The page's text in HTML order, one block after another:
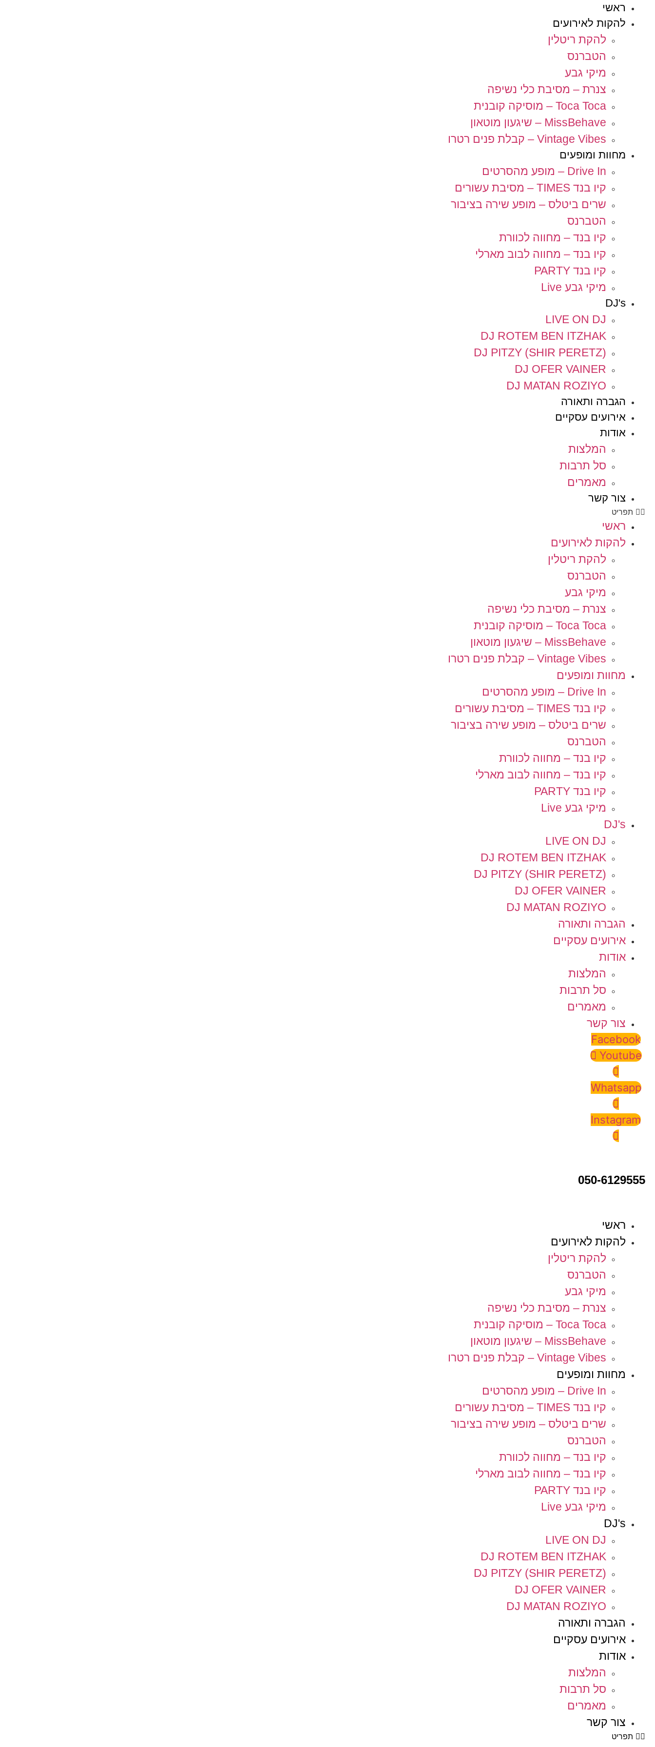
ראשי
להקות לאירועים
להקת ריטלין
הטברנס
מיקי גבע
צנרת – מסיבת כלי נשיפה
Toca Toca – מוסיקה קובנית
MissBehave – שיגעון מוטאון
Vintage Vibes – קבלת פנים רטרו
מחוות ומופעים
Drive In – מופע מהסרטים
קיו בנד TIMES – מסיבת עשורים
שרים ביטלס – מופע שירה בציבור
הטברנס
קיו בנד – מחווה לכוורת
קיו בנד – מחווה לבוב מארלי
קיו בנד PARTY
מיקי גבע Live
DJ's
LIVE ON DJ
DJ ROTEM BEN ITZHAK
DJ PITZY (SHIR PERETZ)
DJ OFER VAINER
DJ MATAN ROZIYO
הגברה ותאורה
אירועים עסקיים
אודות
המלצות
סל תרבות
מאמרים
צור קשר
תפריט
ראשי
להקות לאירועים
להקת ריטלין
הטברנס
מיקי גבע
צנרת – מסיבת כלי נשיפה
Toca Toca – מוסיקה קובנית
MissBehave – שיגעון מוטאון
Vintage Vibes – קבלת פנים רטרו
מחוות ומופעים
Drive In – מופע מהסרטים
קיו בנד TIMES – מסיבת עשורים
שרים ביטלס – מופע שירה בציבור
הטברנס
קיו בנד – מחווה לכוורת
קיו בנד – מחווה לבוב מארלי
קיו בנד PARTY
מיקי גבע Live
DJ's
LIVE ON DJ
DJ ROTEM BEN ITZHAK
DJ PITZY (SHIR PERETZ)
DJ OFER VAINER
DJ MATAN ROZIYO
הגברה ותאורה
אירועים עסקיים
אודות
המלצות
סל תרבות
מאמרים
צור קשר
Facebook
Youtube
Whatsapp
Instagram
050-6129555
ראשי
להקות לאירועים
להקת ריטלין
הטברנס
מיקי גבע
צנרת – מסיבת כלי נשיפה
Toca Toca – מוסיקה קובנית
MissBehave – שיגעון מוטאון
Vintage Vibes – קבלת פנים רטרו
מחוות ומופעים
Drive In – מופע מהסרטים
קיו בנד TIMES – מסיבת עשורים
שרים ביטלס – מופע שירה בציבור
הטברנס
קיו בנד – מחווה לכוורת
קיו בנד – מחווה לבוב מארלי
קיו בנד PARTY
מיקי גבע Live
DJ's
LIVE ON DJ
DJ ROTEM BEN ITZHAK
DJ PITZY (SHIR PERETZ)
DJ OFER VAINER
DJ MATAN ROZIYO
הגברה ותאורה
אירועים עסקיים
אודות
המלצות
סל תרבות
מאמרים
צור קשר
תפריט